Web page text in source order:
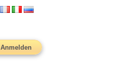
Anmelden